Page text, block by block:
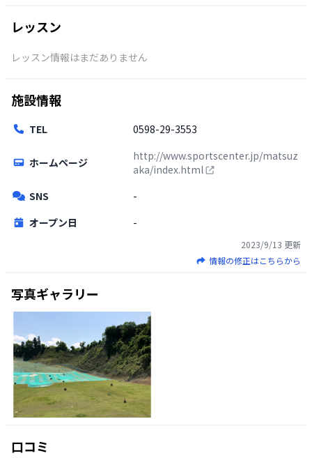
レッスン
レッスン情報はまだありません
施設情報
TEL 0598-29-3553
ホームページ
http://www.sportscenter.jp/matsuz
aka/index.html
SNS
-
オープン日
-
2023/9/13 更新
情報の修正はこちらから
写真ギャラリー
口コミ